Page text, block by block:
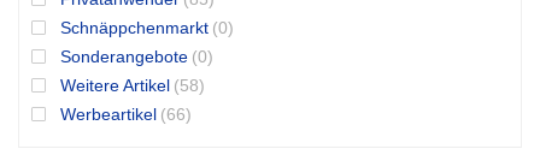
Schnäppchenmarkt (0)
Sonderangebote (0)
Weitere Artikel (58)
Werbeartikel (66)